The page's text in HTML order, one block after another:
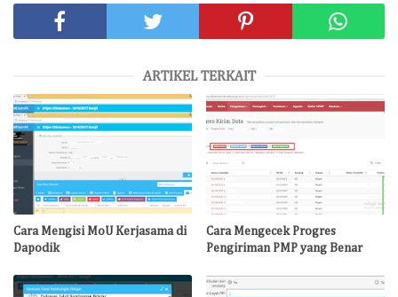
ARTIKEL TERKAIT
Cara Mengisi MoU Kerjasama di
Dapodik
Cara Mengecek Progres
Pengiriman PMP yang Benar